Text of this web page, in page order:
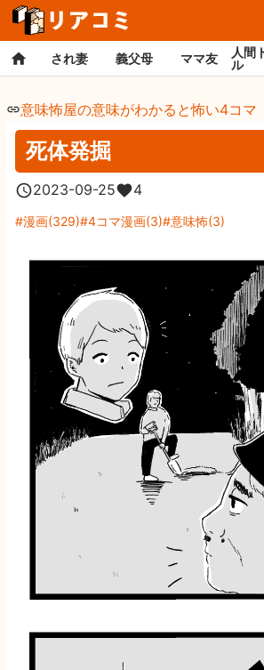
され妻 義父母 ママ友
人間
ル
意味怖屋の意味がわかると怖い4コマ
死体発掘
2023-09-25 4
漫画(329) 4コマ漫画(3) 意味怖(3)